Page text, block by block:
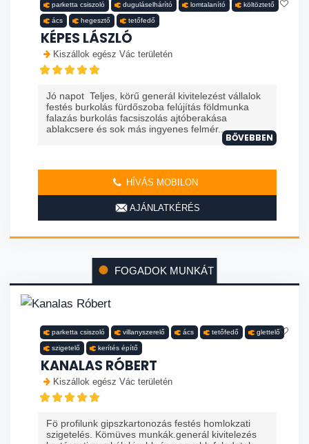
parketta csiszoló duguláselhárító lomtalanító költöztető
ács hegesztő tetőfedő
KÉPES LÁSZLÓ
Kiszállok egész Vác területén
Jó napot Teljes, körű generál kivitelezést vállalok
festés burkolás fürdőszoba felújítás földmunka
falazás burkolás facsiszolás ajtóberakása
ablakcsere és sok más ingyenes felmér...
BŐVEBBEN
HÍVÁS MOBILON
AJÁNLATKÉRÉS
FOGADOK MUNKÁT
parketta csiszoló villanyszerelő ács tetőfedő glettelő
szigetelő kerítés építő
KANALAS RÓBERT
Kiszállok egész Vác területén
Fö profilunk gipszkartonozás festés homlokzati
szigetelés. Kömüves munkák.generál kivitelezés